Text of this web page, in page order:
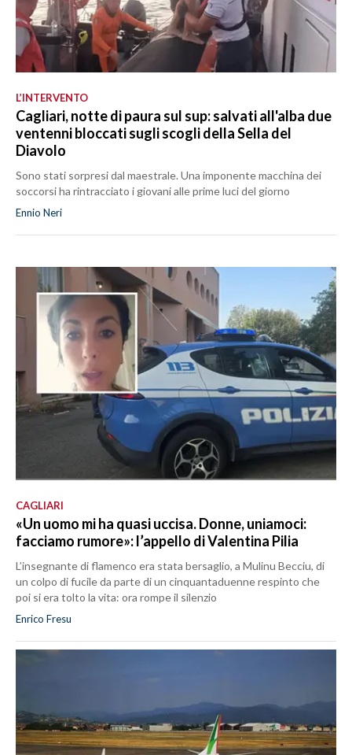
L’INTERVENTO
Cagliari, notte di paura sul sup: salvati all'alba due
ventenni bloccati sugli scogli della Sella del
Diavolo
Sono stati sorpresi dal maestrale. Una imponente macchina dei
soccorsi ha rintracciato i giovani alle prime luci del giorno
Ennio Neri
CAGLIARI
«Un uomo mi ha quasi uccisa. Donne, uniamoci:
facciamo rumore»: l’appello di Valentina Pilia
L’insegnante di flamenco era stata bersaglio, a Mulinu Becciu, di
un colpo di fucile da parte di un cinquantaduenne respinto che
poi si era tolto la vita: ora rompe il silenzio
Enrico Fresu